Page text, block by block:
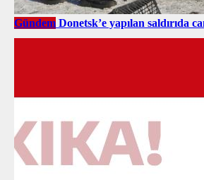
Gündem Donetsk’e yapılan saldırıda